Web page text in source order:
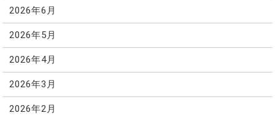
2026年6月
2026年5月
2026年4月
2026年3月
2026年2月